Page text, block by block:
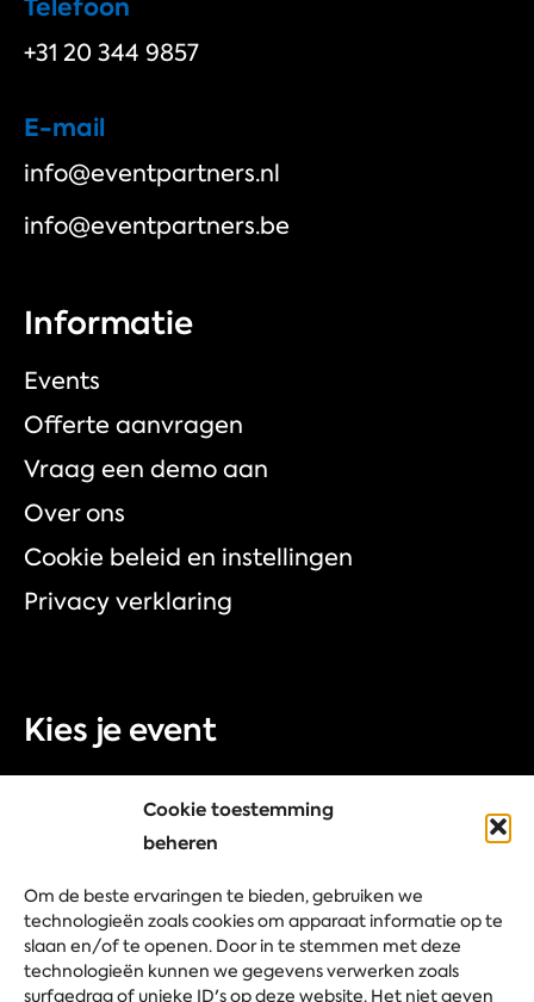
Cookie toestemming
beheren
Om de beste ervaringen te bieden, gebruiken we
technologieën zoals cookies om apparaat informatie op te
slaan en/of te openen. Door in te stemmen met deze
technologieën kunnen we gegevens verwerken zoals
surfgedrag of unieke ID's op deze website. Het niet geven
Telefoon
+31 20 344 9857
E-mail
info@eventpartners.nl
info@eventpartners.be
Informatie
Events
Offerte aanvragen
Vraag een demo aan
Over ons
Cookie beleid en instellingen
Privacy verklaring
Kies je event
Festival